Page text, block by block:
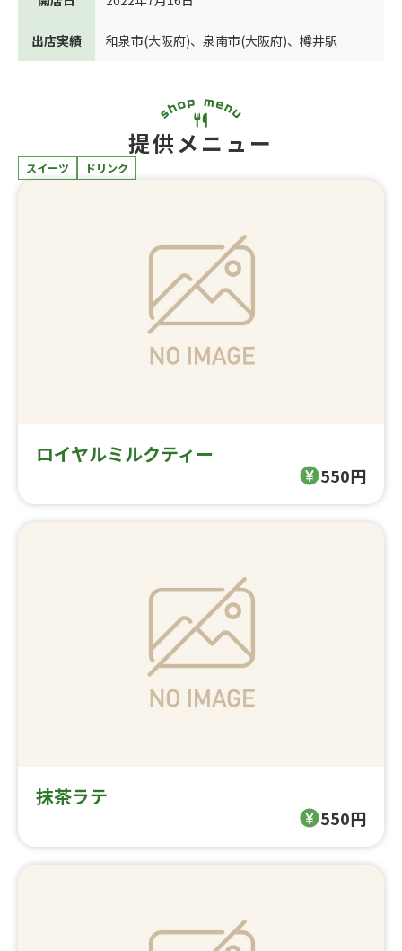
出店実績 和泉市(大阪府)、 泉南市(大阪府)、 樽井駅
提供メニュー
スイーツ ドリンク
ロイヤルミルクティー
550円
抹茶ラテ
550円